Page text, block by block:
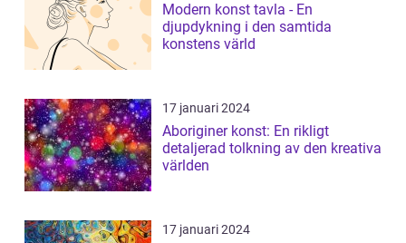
Modern konst tavla - En
djupdykning i den samtida
konstens värld
17 januari 2024
Aboriginer konst: En rikligt
detaljerad tolkning av den kreativa
världen
17 januari 2024